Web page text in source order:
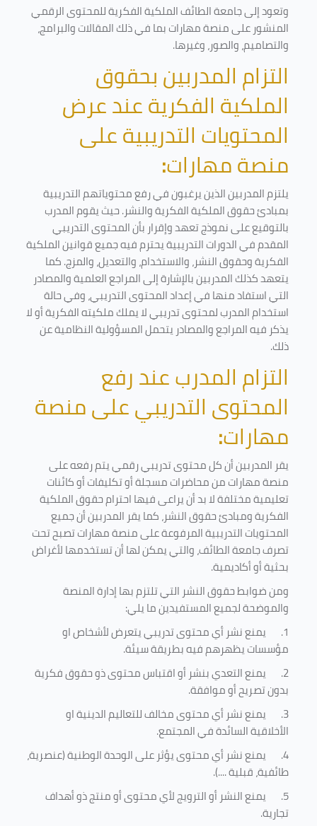
وتعود إلى جامعة الطائف الملكية الفكرية للمحتوى الرقمي
المنشور على منصة مهارات بما في ذلك المقالات والبرامج،
والتصاميم، والصور، وغيرها.
التزام المدربين بحقوق
الملكية الفكرية عند عرض
المحتويات التدريبية على
منصة مهارات:
يلتزم المدربين الذين يرغبون في رفع محتوياتهم التدريبية
بمبادئ حقوق الملكية الفكرية والنشر. حيث يقوم المدرب
بالتوقيع على نموذج تعهد وإقرار بأن المحتوى التدريبي
المقدم في الدورات التدريبية يحترم فيه جميع قوانين الملكية
الفكرية وحقوق النشر، والاستخدام، والتعديل، والمزج. كما
يتعهد كذلك المدربين بالإشارة إلى المراجع العلمية والمصادر
التي استفاد منها في إعداد المحتوى التدريبي، وفي حالة
استخدام المدرب لمحتوى تدريبي لا يملك ملكيته الفكرية أو لا
يذكر فيه المراجع والمصادر يتحمل المسؤولية النظامية عن
ذلك.
التزام المدرب عند رفع
المحتوى التدريبي على منصة
مهارات:
يقر المدربين أن كل محتوى تدريبي رقمي يتم رفعه على
منصة مهارات من محاضرات مسجلة أو تكليفات أو كائنات
تعليمية مختلفة لا بد أن يراعى فيها احترام حقوق الملكية
الفكرية ومبادئ حقوق النشر، كما يقر المدربين أن جميع
المحتويات التدريبية المرفوعة على منصة مهارات تصبح تحت
تصرف جامعة الطائف، والتي يمكن لها أن تستخدمها لأغراض
بحثية أو أكاديمية.
ومن ضوابط حقوق النشر التي تلتزم بها إدارة المنصة
والموضحة لجميع المستفيدين ما يلي:
1.
يمنع نشر أي محتوى تدريبي يتعرض لأشخاص او
مؤسسات يظهرهم فيه بطريقة سيئة.
2.
يمنع التعدي بنشر أو اقتباس محتوى ذو حقوق فكرية
بدون تصريح أو موافقة.
3.
يمنع نشر أي محتوى مخالف للتعاليم الدينية او
الأخلاقية السائدة في المجتمع.
4.
يمنع نشر أي محتوى يؤثر على الوحدة الوطنية (عنصرية،
طائفية، قبلية ....).
5.
يمنع النشر أو الترويج لأي محتوى أو منتج ذو أهداف
تجارية.